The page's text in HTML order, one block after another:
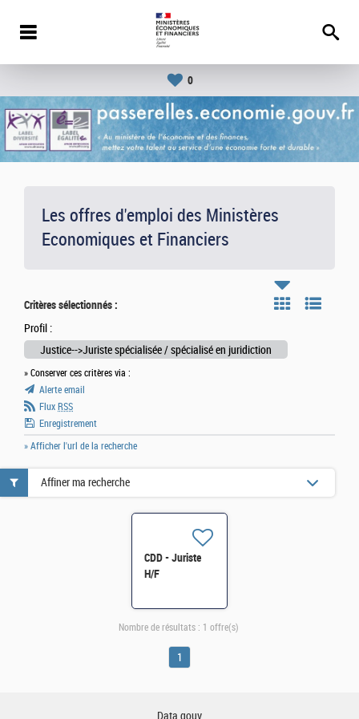
0
Les offres d'emploi des Ministères
Economiques et Financiers
Critères sélectionnés :
Profil :
Justice-->Juriste spécialisée / spécialisé en juridiction
» Conserver ces critères via :
Alerte email
Flux RSS
Enregistrement
» Afficher l'url de la recherche
CDD - Juriste
H/F
Affiner ma recherche
Nombre de résultats : 1 offre(s)
1